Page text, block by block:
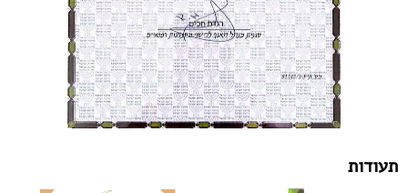
תעודות